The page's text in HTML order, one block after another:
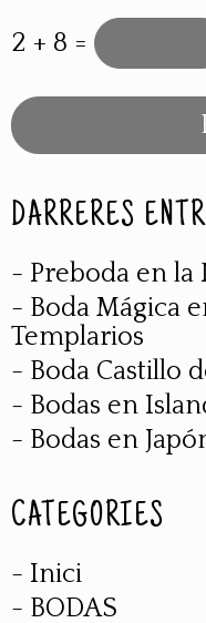
2 + 8 =
DARRERES
- Preboda en la
- Boda Mágica
Templarios
- Boda Castillo
- Bodas en
- Bodas en
CATEGORIES
- Inici
- BODAS